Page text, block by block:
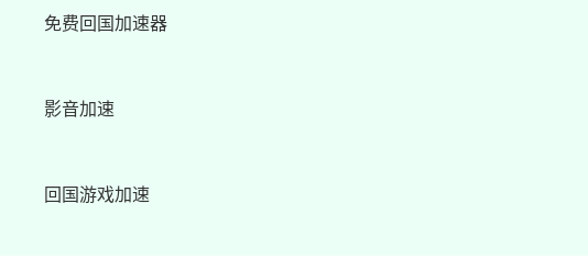
免费回国加速器
影音加速
回国游戏加速